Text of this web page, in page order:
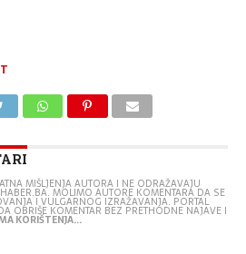
MIŠLJENJA AUTORA I NE ODRAŽAVAJU
MOLIMO AUTORE KOMENTARA DA SE
I VULGARNOG IZRAŽAVANJA. PORTAL
OBRIŠE KOMENTAR BEZ PRETHODNE NAJAVE I
KORIŠTENJA...